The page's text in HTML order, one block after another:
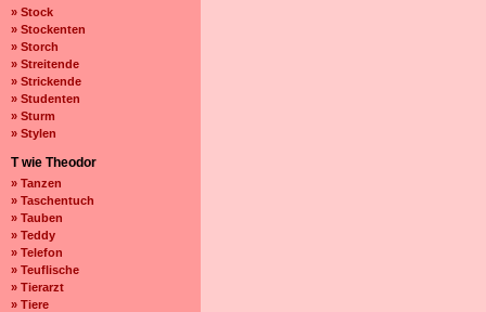
» Stock
» Stockenten
» Storch
» Streitende
» Strickende
» Studenten
» Sturm
» Stylen
T wie Theodor
» Tanzen
» Taschentuch
» Tauben
» Teddy
» Telefon
» Teuflische
» Tierarzt
» Tiere